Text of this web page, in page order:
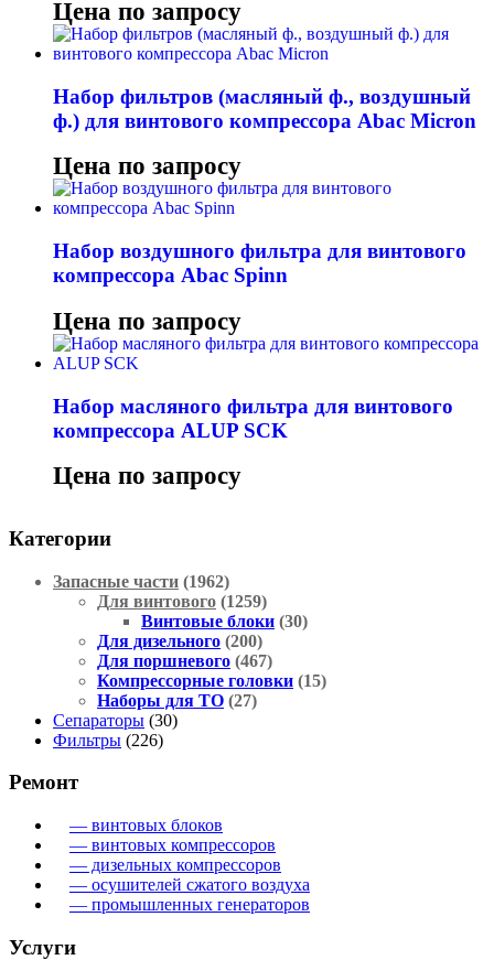
Цена по запросу
Набор фильтров (масляный ф., воздушный
ф.) для винтового компрессора Abac Micron
Цена по запросу
Набор воздушного фильтра для винтового
компрессора Abac Spinn
Цена по запросу
Набор масляного фильтра для винтового
компрессора ALUP SCK
Цена по запросу
Категории
Запасные части (1962)
Для винтового (1259)
Винтовые блоки (30)
Для дизельного (200)
Для поршневого (467)
Компрессорные головки (15)
Наборы для ТО (27)
Сепараторы (30)
Фильтры (226)
Ремонт
— винтовых блоков
— винтовых компрессоров
— дизельных компрессоров
— осушителей сжатого воздуха
— промышленных генераторов
Услуги